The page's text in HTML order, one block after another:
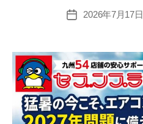
投
2026年7月17日